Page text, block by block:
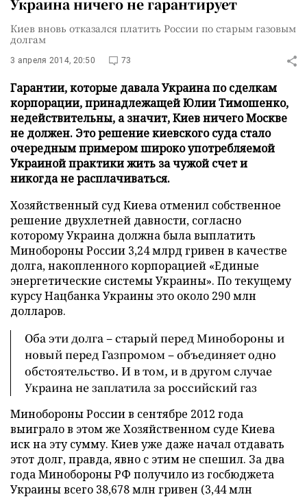
Украина ничего не гарантирует
Киев вновь отказался платить России по старым газовым
долгам
3 апреля 2014, 20:50 73
Гарантии, которые давала Украина по сделкам
корпорации, принадлежащей Юлии Тимошенко,
недействительны, а значит, Киев ничего Москве
не должен. Это решение киевского суда стало
очередным примером широко употребляемой
Украиной практики жить за чужой счет и
никогда не расплачиваться.
Хозяйственный суд Киева отменил собственное
решение двухлетней давности, согласно
которому Украина должна была выплатить
Минобороны России 3,24 млрд гривен в качестве
долга, накопленного корпорацией «Единые
энергетические системы Украины». По текущему
курсу Нацбанка Украины это около 290 млн
долларов.
Оба эти долга – старый перед Минобороны и
новый перед Газпромом – объединяет одно
обстоятельство. И в том, и в другом случае
Украина не заплатила за российский газ
Минобороны России в сентябре 2012 года
выиграло в этом же Хозяйственном суде Киева
иск на эту сумму. Киев уже даже начал отдавать
этот долг, правда, явно с этим не спешил. За два
года Минобороны РФ получило из госбюджета
Украины всего 38,678 млн гривен (3,44 млн